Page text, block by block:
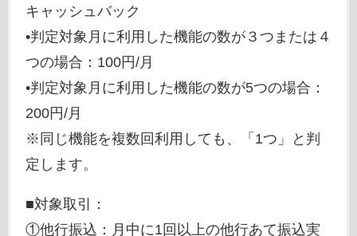
キャッシュバック
•判定対象月に利用した機能の数が３つまたは４
つの場合：100円/月
•判定対象月に利用した機能の数が5つの場合：
200円/月
※同じ機能を複数回利用しても、「1つ」と判
定します。
■対象取引：
①他行振込：月中に1回以上の他行あて振込実